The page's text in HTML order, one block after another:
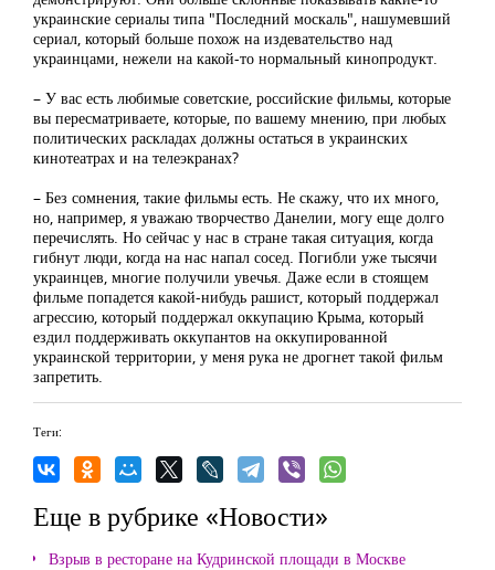
украинские сериалы типа "Последний москаль", нашумевший
сериал, который больше похож на издевательство над
украинцами, нежели на какой-то нормальный кинопродукт.
– У вас есть любимые советские, российские фильмы, которые
вы пересматриваете, которые, по вашему мнению, при любых
политических раскладах должны остаться в украинских
кинотеатрах и на телеэкранах?
– Без сомнения, такие фильмы есть. Не скажу, что их много,
но, например, я уважаю творчество Данелии, могу еще долго
перечислять. Но сейчас у нас в стране такая ситуация, когда
гибнут люди, когда на нас напал сосед. Погибли уже тысячи
украинцев, многие получили увечья. Даже если в стоящем
фильме попадется какой-нибудь рашист, который поддержал
агрессию, который поддержал оккупацию Крыма, который
ездил поддерживать оккупантов на оккупированной
украинской территории, у меня рука не дрогнет такой фильм
запретить.
Теги:
Еще в рубрике «Новости»
Взрыв в ресторане на Кудринской площади в Москве